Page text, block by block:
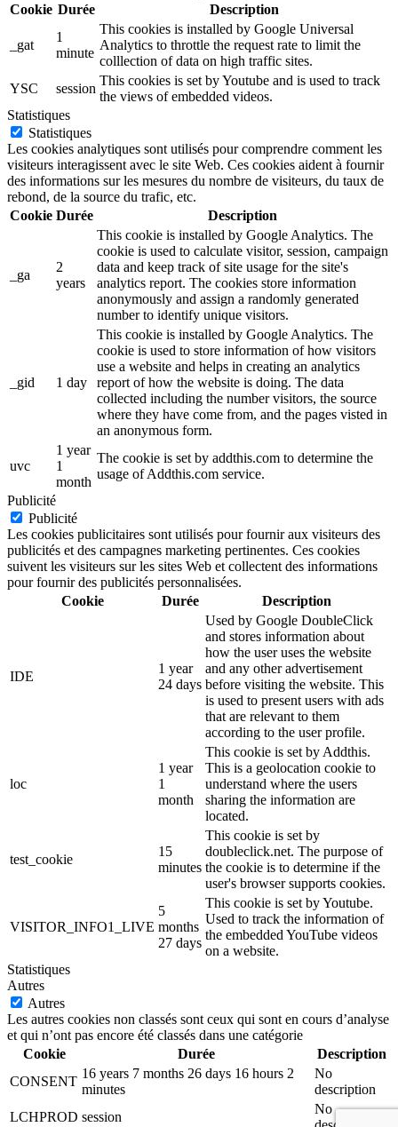
Cookie Durée Description
_gat
1
minute
This cookies is installed by Google Universal
Analytics to throttle the request rate to limit the
colllection of data on high traffic sites.
YSC
session
This cookies is set by Youtube and is used to track
the views of embedded videos.
Statistiques
Statistiques
Les cookies analytiques sont utilisés pour comprendre comment les
visiteurs interagissent avec le site Web. Ces cookies aident à fournir
des informations sur les mesures du nombre de visiteurs, du taux de
rebond, de la source du trafic, etc.
Cookie Durée Description
_ga
2
years
This cookie is installed by Google Analytics. The
cookie is used to calculate visitor, session, campaign
data and keep track of site usage for the site's
analytics report. The cookies store information
anonymously and assign a randomly generated
number to identify unique visitors.
_gid 1 day
This cookie is installed by Google Analytics. The
cookie is used to store information of how visitors
use a website and helps in creating an analytics
report of how the website is doing. The data
collected including the number visitors, the source
where they have come from, and the pages visted in
an anonymous form.
uvc
1 year
1
month
The cookie is set by addthis.com to determine the
usage of Addthis.com service.
Publicité
Publicité
Les cookies publicitaires sont utilisés pour fournir aux visiteurs des
publicités et des campagnes marketing pertinentes. Ces cookies
suivent les visiteurs sur les sites Web et collectent des informations
pour fournir des publicités personnalisées.
Cookie
Durée Description
IDE
1 year
24 days
Used by Google DoubleClick
and stores information about
how the user uses the website
and any other advertisement
before visiting the website. This
is used to present users with ads
that are relevant to them
according to the user profile.
loc
1 year
1
month
This cookie is set by Addthis.
This is a geolocation cookie to
understand where the users
sharing the information are
located.
test_cookie
15
minutes
This cookie is set by
doubleclick.net. The purpose of
the cookie is to determine if the
user's browser supports cookies.
VISITOR_INFO1_LIVE
5
months
27 days
This cookie is set by Youtube.
Used to track the information of
the embedded YouTube videos
on a website.
Statistiques
Autres
Autres
Les autres cookies non classés sont ceux qui sont en cours d’analyse
et qui n’ont pas encore été classés dans une catégorie
Cookie
Durée
Description
CONSENT
16 years 7 months 26 days 16 hours 2
minutes
No
description
LCHPROD session
No